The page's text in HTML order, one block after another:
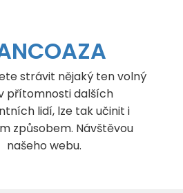
strávit nějaký ten volný
přítomnosti dalších
lidí, lze tak učinit i
způsobem. Návštěvou
našeho webu.